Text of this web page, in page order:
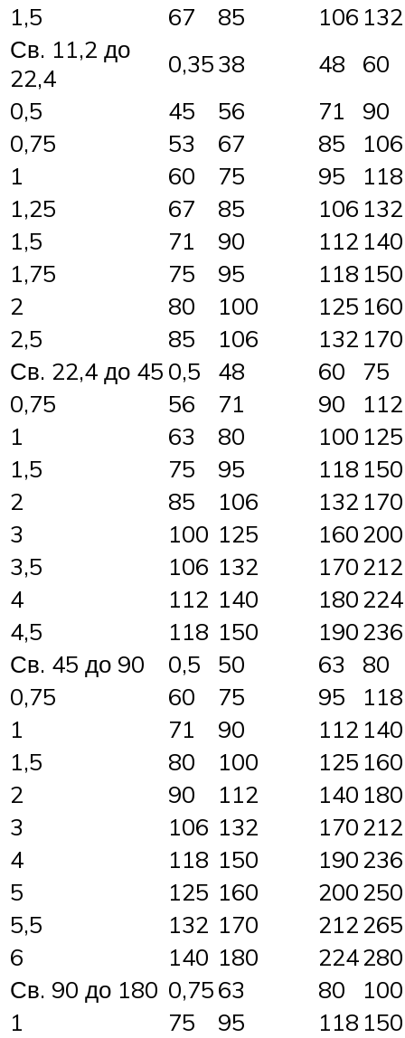
1,5
67 85 106 132
Св. 11,2 до
22,4
0,3538 48
60
0,5
45 56 71
90
0,75
53 67 85
106
1
60 75 95
118
1,25
67 85 106 132
1,5
71 90 112 140
1,75
75 95 118 150
2
80 100 125 160
2,5
85 106 132 170
Св. 22,4 до 45 0,5 48 60
75
0,75
56 71 90
112
1
63 80 100 125
1,5
75 95 118 150
2
85 106 132 170
3
100 125 160200
3,5
106 132 170212
4
112 140 180224
4,5
118 150 190236
Св. 45 до 90
0,5 50 63
80
0,75
60 75 95
118
1
71 90 112 140
1,5
80 100 125 160
2
90 112 140 180
3
106 132 170212
4
118 150 190236
5
125 160 200250
5,5
132 170 212265
6
140 180 224280
Св. 90 до 180 0,7563 80
100
1
75 95 118 150